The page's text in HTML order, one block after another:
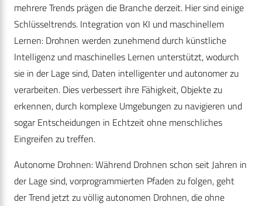
mehrere Trends prägen die Branche derzeit. Hier sind einige
Schlüsseltrends. Integration von KI und maschinellem
Lernen: Drohnen werden zunehmend durch künstliche
Intelligenz und maschinelles Lernen unterstützt, wodurch
sie in der Lage sind, Daten intelligenter und autonomer zu
verarbeiten. Dies verbessert ihre Fähigkeit, Objekte zu
erkennen, durch komplexe Umgebungen zu navigieren und
sogar Entscheidungen in Echtzeit ohne menschliches
Eingreifen zu treffen.
Autonome Drohnen: Während Drohnen schon seit Jahren in
der Lage sind, vorprogrammierten Pfaden zu folgen, geht
der Trend jetzt zu völlig autonomen Drohnen, die ohne